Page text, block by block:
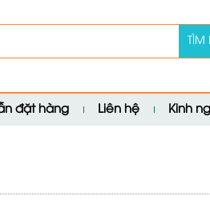
TÌM
đặt hàng Liên hệ Kinh